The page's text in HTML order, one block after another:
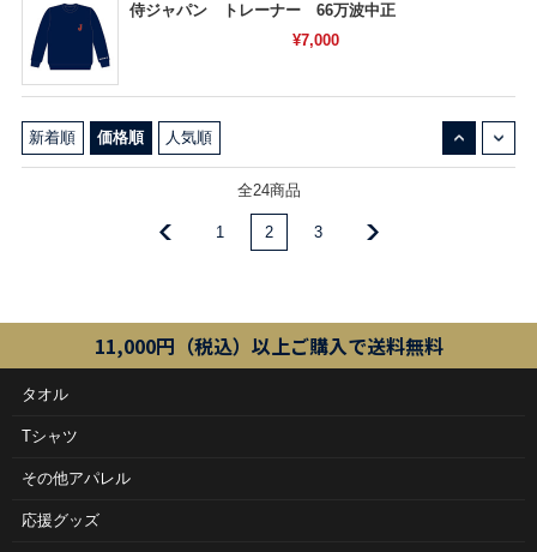
侍ジャパン トレーナー 66万波中正
¥7,000
新着順 価格順 人気順
全24商品
1 2 3
11,000円（税込）以上ご購入で送料無料
タオル
Tシャツ
その他アパレル
応援グッズ